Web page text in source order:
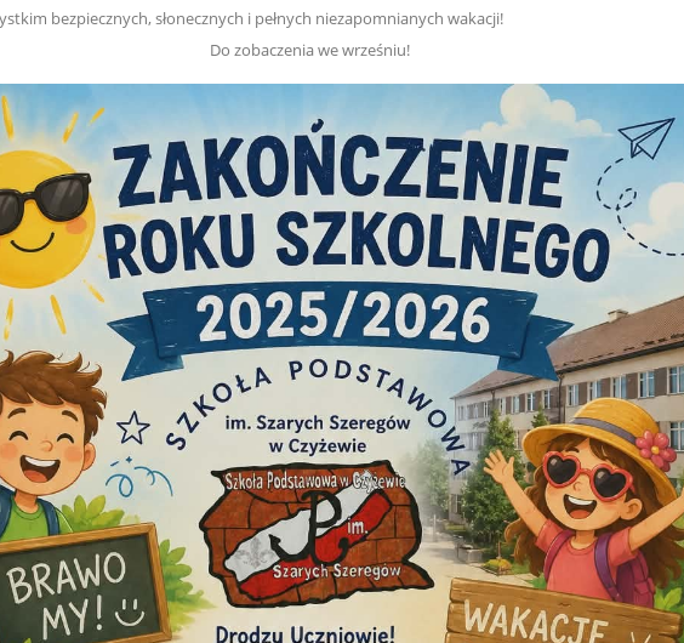
bezpiecznych, słonecznych i pełnych niezapomnianych wakacji!
Do zobaczenia we wrześniu!